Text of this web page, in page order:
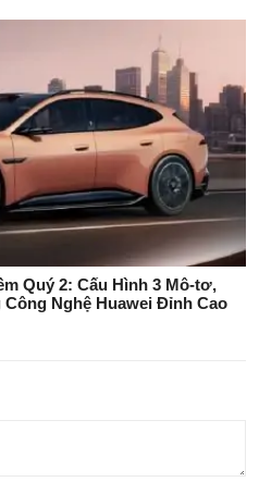
Quý 2: Cấu Hình 3 Mô-tơ,
Nghệ Huawei Đỉnh Cao